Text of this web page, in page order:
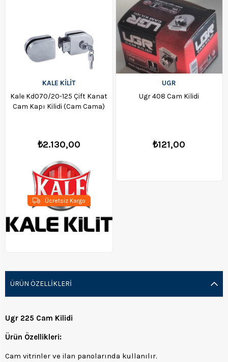
KALE KİLİT
Kale Kd070/20-125 Çift Kanat
Cam Kapı Kilidi (Cam Cama)
₺2.130,00
Ücretsiz Kargo
UGR
Ugr 408 Cam Kilidi
₺121,00
ÜRÜN ÖZELLIKLERI
Ugr 225 Cam Kilidi
Ürün Özellikleri:
Cam vitrinler ve ilan panolarında kullanılır.